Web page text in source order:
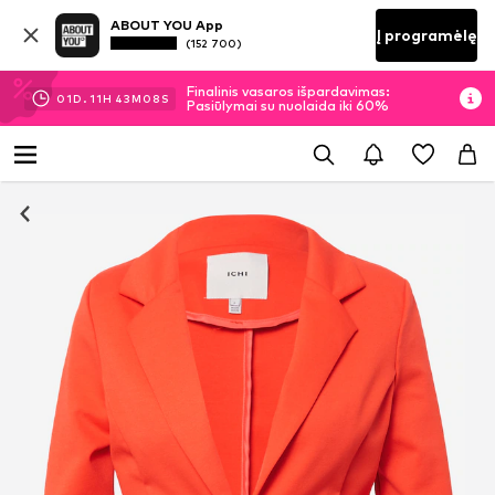
ABOUT YOU App
(152 700) Į programėlę
01D. 11H 43M 08 S
Finalinis vasaros išpardavimas:
Pasiūlymai su nuolaida iki 60%